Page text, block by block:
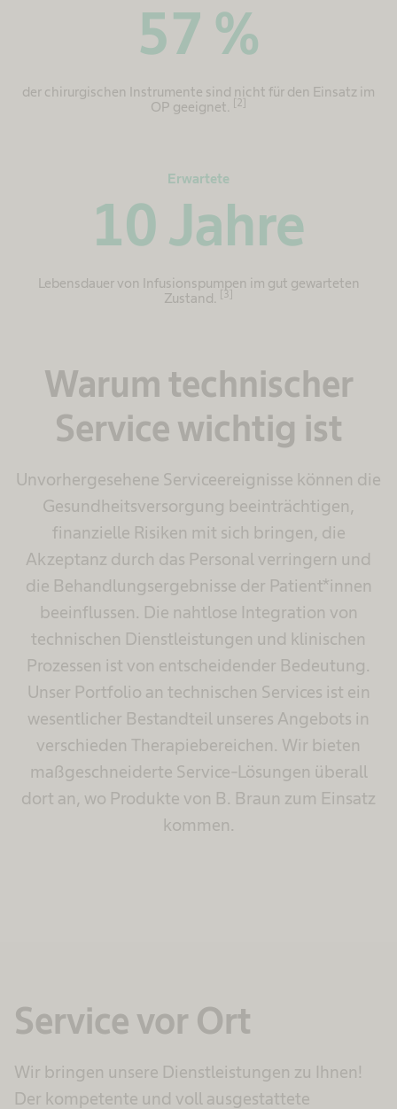
57 %
der chirurgischen Instrumente sind nicht für den Einsatz im
OP geeignet.
[2]
Erwartete
10 Jahre
Lebensdauer von Infusionspumpen im gut gewarteten
Zustand.
[3]
Warum technischer
Service wichtig ist
Unvorhergesehene Serviceereignisse können die
Gesundheitsversorgung beeinträchtigen,
finanzielle Risiken mit sich bringen, die
Akzeptanz durch das Personal verringern und
die Behandlungsergebnisse der Patient*innen
beeinflussen. Die nahtlose Integration von
technischen Dienstleistungen und klinischen
Prozessen ist von entscheidender Bedeutung.
Unser Portfolio an technischen Services ist ein
wesentlicher Bestandteil unseres Angebots in
verschieden Therapiebereichen. Wir bieten
maßgeschneiderte Service-Lösungen überall
dort an, wo Produkte von B. Braun zum Einsatz
kommen.
Service vor Ort
Wir bringen unsere Dienstleistungen zu Ihnen!
Der kompetente und voll ausgestattete